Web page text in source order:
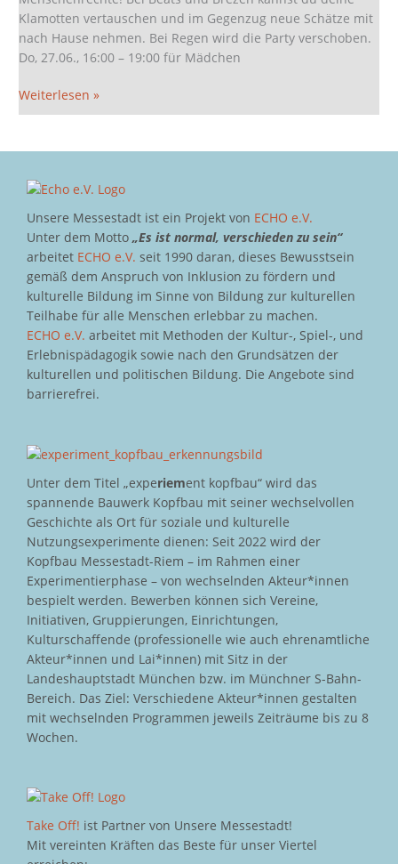
Klamotten vertauschen und im Gegenzug neue Schätze mit
nach Hause nehmen. Bei Regen wird die Party verschoben.
Do, 27.06., 16:00 – 19:00 für Mädchen
Weiterlesen »
Unsere Messestadt ist ein Projekt von ECHO e.V.
Unter dem Motto „Es ist normal, verschieden zu sein“
arbeitet ECHO e.V. seit 1990 daran, dieses Bewusstsein
gemäß dem Anspruch von Inklusion zu fördern und
kulturelle Bildung im Sinne von Bildung zur kulturellen
Teilhabe für alle Menschen erlebbar zu machen.
ECHO e.V. arbeitet mit Methoden der Kultur-, Spiel-, und
Erlebnispädagogik sowie nach den Grundsätzen der
kulturellen und politischen Bildung. Die Angebote sind
barrierefrei.
Unter dem Titel „experiement kopfbau“ wird das
spannende Bauwerk Kopfbau mit seiner wechselvollen
Geschichte als Ort für soziale und kulturelle
Nutzungsexperimente dienen: Seit 2022 wird der
Kopfbau Messestadt-Riem – im Rahmen einer
Experimentierphase – von wechselnden Akteur*innen
bespielt werden. Bewerben können sich Vereine,
Initiativen, Gruppierungen, Einrichtungen,
Kulturschaffende (professionelle wie auch ehrenamtliche
Akteur*innen und Lai*innen) mit Sitz in der
Landeshauptstadt München bzw. im Münchner S-Bahn-
Bereich. Das Ziel: Verschiedene Akteur*innen gestalten
mit wechselnden Programmen jeweils Zeiträume bis zu 8
Wochen.
Take Off! ist Partner von Unsere Messestadt!
Mit vereinten Kräften das Beste für unser Viertel